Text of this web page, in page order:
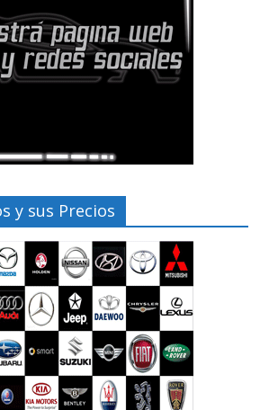
y sus Precios